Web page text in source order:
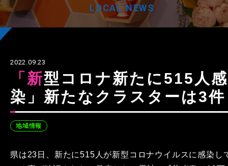
LOCAL NEWS
2022.09.23
「新型コロナ新たに515人感
染」新たなクラスターは3件
地域情報
県は23日、新たに515人が新型コロナウイルスに感染し